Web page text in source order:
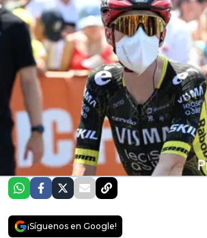
¡Síguenos en Google!